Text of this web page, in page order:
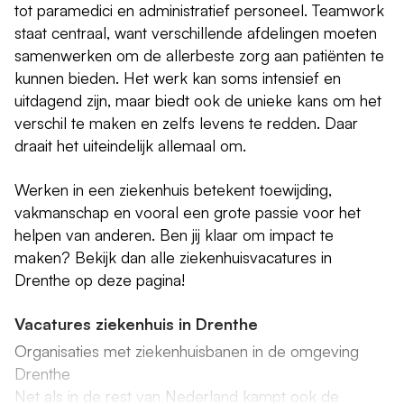
tot paramedici en administratief personeel. Teamwork
staat centraal, want verschillende afdelingen moeten
samenwerken om de allerbeste zorg aan patiënten te
kunnen bieden. Het werk kan soms intensief en
uitdagend zijn, maar biedt ook de unieke kans om het
verschil te maken en zelfs levens te redden. Daar
draait het uiteindelijk allemaal om.
Werken in een ziekenhuis betekent toewijding,
vakmanschap en vooral een grote passie voor het
helpen van anderen. Ben jij klaar om impact te
maken? Bekijk dan alle ziekenhuisvacatures in
Drenthe op deze pagina!
Vacatures ziekenhuis in Drenthe
Organisaties met ziekenhuisbanen in de omgeving
Drenthe
Net als in de rest van Nederland kampt ook de